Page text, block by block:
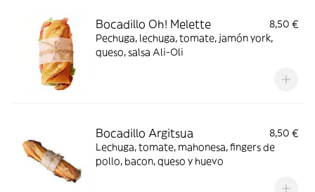
Bocadillo Oh! Melette
8,50 €
Pechuga, lechuga, tomate, jamón york,
queso, salsa Ali-Oli
Bocadillo Argitsua
8,50 €
Lechuga, tomate, mahonesa, fingers de
pollo, bacon, queso y huevo